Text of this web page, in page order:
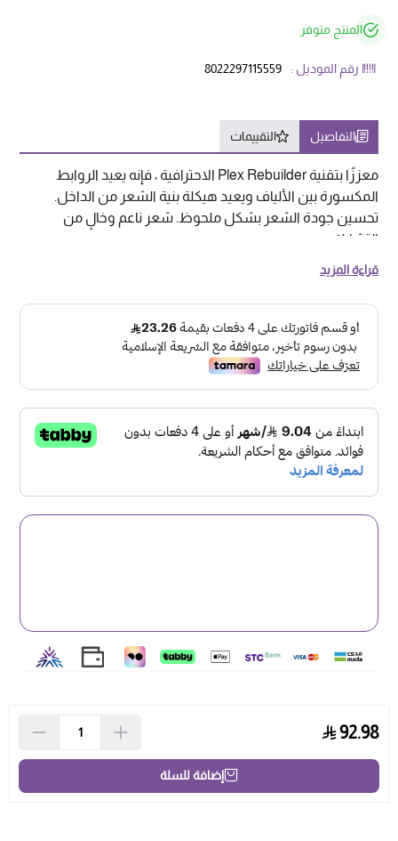
المنتج متوفر
رقم الموديل : 8022297115559
التفاصيل التقييمات
معززًا بتقنية Plex Rebuilder الاحترافية ، فإنه يعيد الروابط
المكسورة بين الألياف ويعيد هيكلة بنية الشعر من الداخل.
تحسين جودة الشعر بشكل ملحوظ. شعر ناعم وخالٍ من
التشابك
حليف الشعر العظيم الذي يحتاج إلى علاج احترافي.
تعمل تقنية Plex Rebuilder على استعادة الروابط المكسورة
بين ألياف الشعر ، مما يحمي الشعر من التلف الناتج عن التبييض
المكسور
قراءة المزيد
92.98
إضافة للسلة